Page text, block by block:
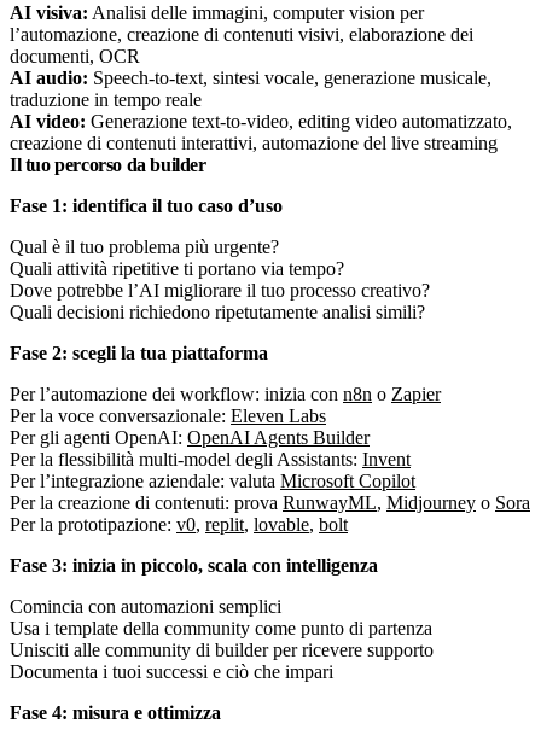
AI visiva: Analisi delle immagini, computer vision per
l’automazione, creazione di contenuti visivi, elaborazione dei
documenti, OCR
AI audio: Speech-to-text, sintesi vocale, generazione musicale,
traduzione in tempo reale
AI video: Generazione text-to-video, editing video automatizzato,
creazione di contenuti interattivi, automazione del live streaming
Il tuo percorso da builder
Fase 1: identifica il tuo caso d’uso
Qual è il tuo problema più urgente?
Quali attività ripetitive ti portano via tempo?
Dove potrebbe l’AI migliorare il tuo processo creativo?
Quali decisioni richiedono ripetutamente analisi simili?
Fase 2: scegli la tua piattaforma
Per l’automazione dei workflow: inizia con n8n o Zapier
Per la voce conversazionale: Eleven Labs
Per gli agenti OpenAI: OpenAI Agents Builder
Per la flessibilità multi-model degli Assistants: Invent
Per l’integrazione aziendale: valuta Microsoft Copilot
Per la creazione di contenuti: prova RunwayML, Midjourney o Sora
Per la prototipazione: v0, replit, lovable, bolt
Fase 3: inizia in piccolo, scala con intelligenza
Comincia con automazioni semplici
Usa i template della community come punto di partenza
Unisciti alle community di builder per ricevere supporto
Documenta i tuoi successi e ciò che impari
Fase 4: misura e ottimizza